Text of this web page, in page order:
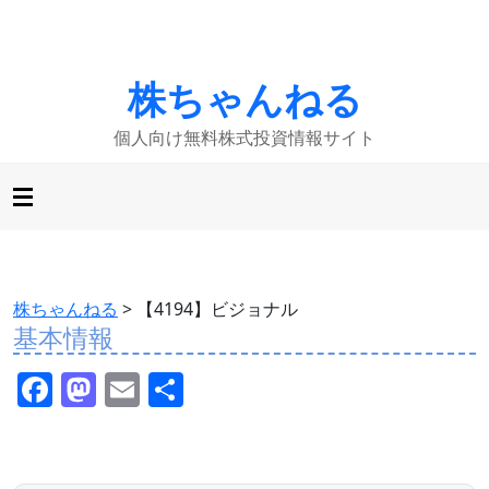
株ちゃんねる
個人向け無料株式投資情報サイト
株ちゃんねる > 【4194】ビジョナル
基本情報
F M E